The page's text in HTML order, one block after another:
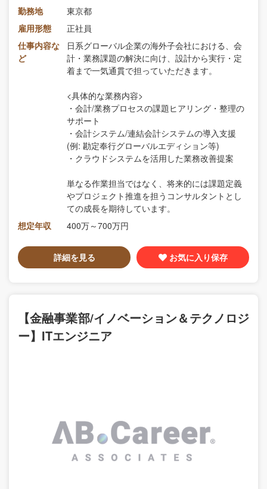
勤務地
東京都
雇用形態
正社員
仕事内容な
ど
日系グローバル企業の海外子会社における、会
計・業務課題の解決に向け、設計から実行・定
着まで一気通貫で担っていただきます。
<具体的な業務内容>
・会計/業務プロセスの課題ヒアリング・整理の
サポート
・会計システム/連結会計システムの導入支援
(例: 勘定奉行グローバルエディション等)
・クラウドシステムを活用した業務改善提案
単なる作業担当ではなく、将来的には課題定義
やプロジェクト推進を担うコンサルタントとし
ての成長を期待しています。
想定年収
400万～700万円
詳細を見る お気に入り保存
【金融事業部/イノベーション＆テクノロジ
ー】ITエンジニア